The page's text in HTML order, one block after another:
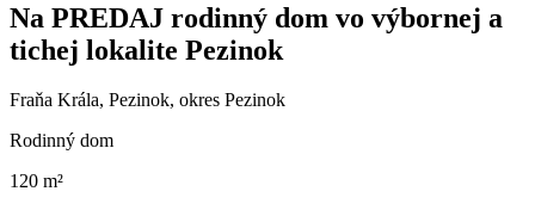
Na PREDAJ rodinný dom vo výbornej a
tichej lokalite Pezinok
Fraňa Krála, Pezinok, okres Pezinok
Rodinný dom
120 m²